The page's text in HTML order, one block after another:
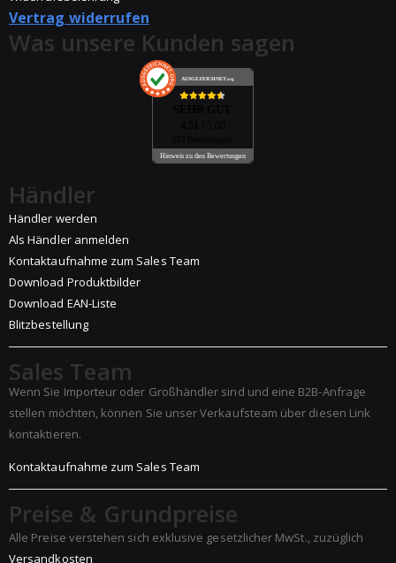
Vertrag widerrufen
Was unsere Kunden sagen
AUSGEZEICHNET.org
Hinweis zu den Bewertungen
Händler
Händler werden
Als Händler anmelden
Kontaktaufnahme zum Sales Team
Download Produktbilder
Download EAN-Liste
Blitzbestellung
Sales Team
Wenn Sie Importeur oder Großhändler sind und eine B2B-Anfrage
stellen möchten, können Sie unser Verkaufsteam über diesen Link
kontaktieren.
Kontaktaufnahme zum Sales Team
Preise & Grundpreise
Alle Preise verstehen sich exklusive gesetzlicher MwSt., zuzüglich
Versandkosten